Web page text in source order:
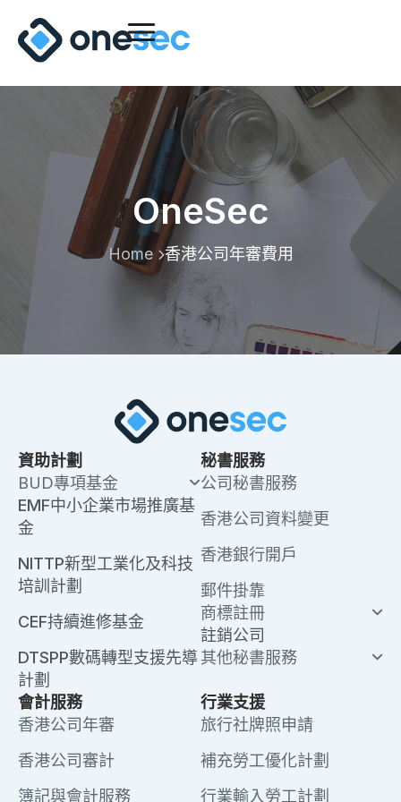
OneSec
Home 香港公司年審費用
資助計劃
BUD專項基金
EMF中小企業市場推廣基
金
NITTP新型工業化及科技
培訓計劃
CEF持續進修基金
DTSPP數碼轉型支援先導
計劃
秘書服務
公司秘書服務
香港公司資料變更
香港銀行開戶
郵件掛靠
商標註冊
註銷公司
其他秘書服務
會計服務
香港公司年審
香港公司審計
簿記與會計服務
行業支援
旅行社牌照申請
補充勞工優化計劃
行業輸入勞工計劃